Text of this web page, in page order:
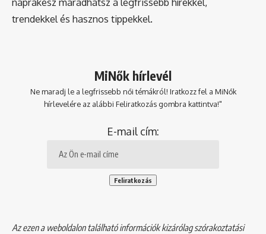
trendekkel és hasznos tippekkel.
MiNők hírlevél
Ne maradj le a legfrissebb női témákról! Iratkozz fel a MiNők
hírlevelére az alábbi Feliratkozás gombra kattintva!"
E-mail cím:
Az ezen a weboldalon található információk kizárólag szórakoztatási